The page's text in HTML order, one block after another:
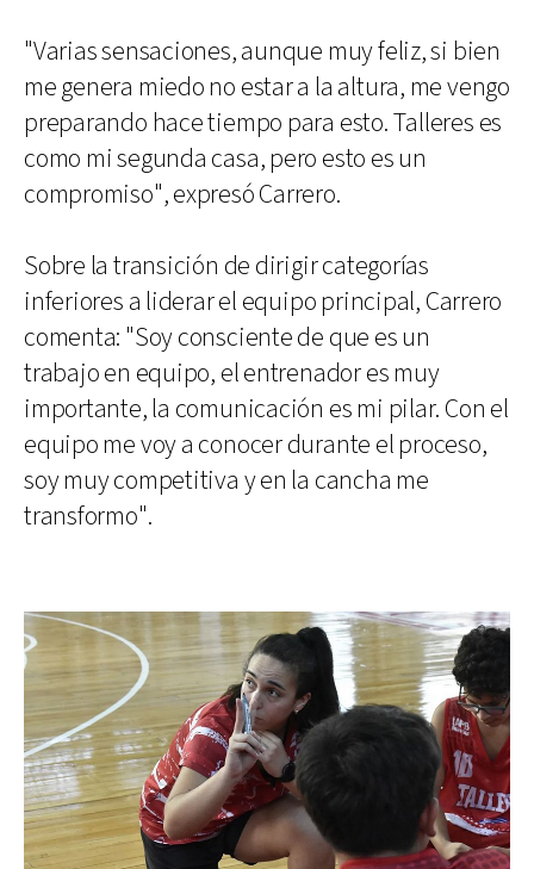
"Varias sensaciones, aunque muy feliz, si bien
me genera miedo no estar a la altura, me vengo
preparando hace tiempo para esto. Talleres es
como mi segunda casa, pero esto es un
compromiso", expresó Carrero.
Sobre la transición de dirigir categorías
inferiores a liderar el equipo principal, Carrero
comenta: "Soy consciente de que es un
trabajo en equipo, el entrenador es muy
importante, la comunicación es mi pilar. Con el
equipo me voy a conocer durante el proceso,
soy muy competitiva y en la cancha me
transformo".